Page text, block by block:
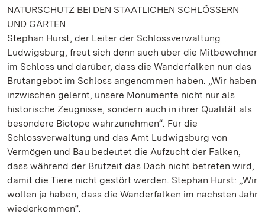
NATURSCHUTZ BEI DEN STAATLICHEN SCHLÖSSERN
UND GÄRTEN
Stephan Hurst, der Leiter der Schlossverwaltung
Ludwigsburg, freut sich denn auch über die Mitbewohner
im Schloss und darüber, dass die Wanderfalken nun das
Brutangebot im Schloss angenommen haben. „Wir haben
inzwischen gelernt, unsere Monumente nicht nur als
historische Zeugnisse, sondern auch in ihrer Qualität als
besondere Biotope wahrzunehmen“. Für die
Schlossverwaltung und das Amt Ludwigsburg von
Vermögen und Bau bedeutet die Aufzucht der Falken,
dass während der Brutzeit das Dach nicht betreten wird,
damit die Tiere nicht gestört werden. Stephan Hurst: „Wir
wollen ja haben, dass die Wanderfalken im nächsten Jahr
wiederkommen“.